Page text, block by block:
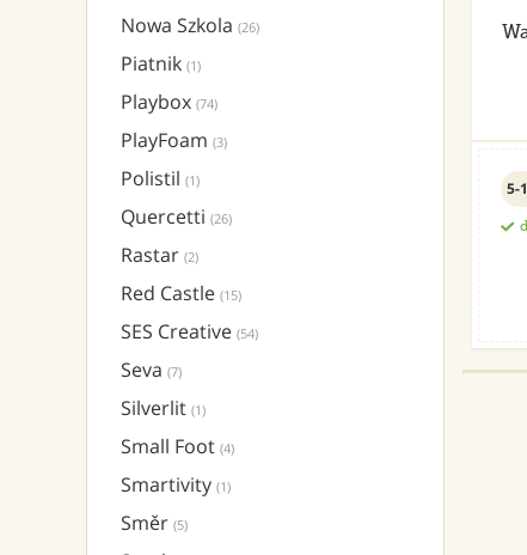
Nowa Szkola (26)
Piatnik (1)
Playbox (74)
PlayFoam (3)
Polistil (1)
Quercetti (26)
Rastar (2)
Red Castle (15)
SES Creative (54)
Seva (7)
Silverlit (1)
Small Foot (4)
Smartivity (1)
Směr (5)
5-